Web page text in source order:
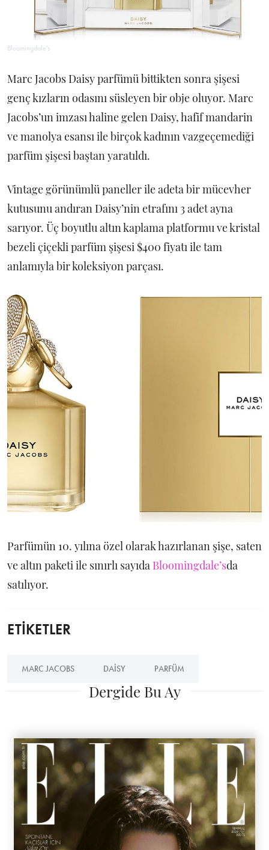
Bloomingdale's
Marc Jacobs Daisy parfümü bittikten sonra şişesi
genç kızların odasını süsleyen bir obje oluyor. Marc
Jacobs’un imzası haline gelen Daisy, hafif mandarin
ve manolya esansı ile birçok kadının vazgeçemediği
parfüm şişesi baştan yaratıldı.
Vintage görünümlü paneller ile adeta bir mücevher
kutusunu andıran Daisy’nin etrafını 3 adet ayna
sarıyor. Üç boyutlu altın kaplama platformu ve kristal
bezeli çiçekli parfüm şişesi $400 fiyatı ile tam
anlamıyla bir koleksiyon parçası.
Parfümün 10. yılına özel olarak hazırlanan şişe, saten
ve altın paketi ile sınırlı sayıda Bloomingdale’sda
satılıyor.
ETİKETLER
MARC JACOBS DAISY PARFÜM
Dergide Bu Ay